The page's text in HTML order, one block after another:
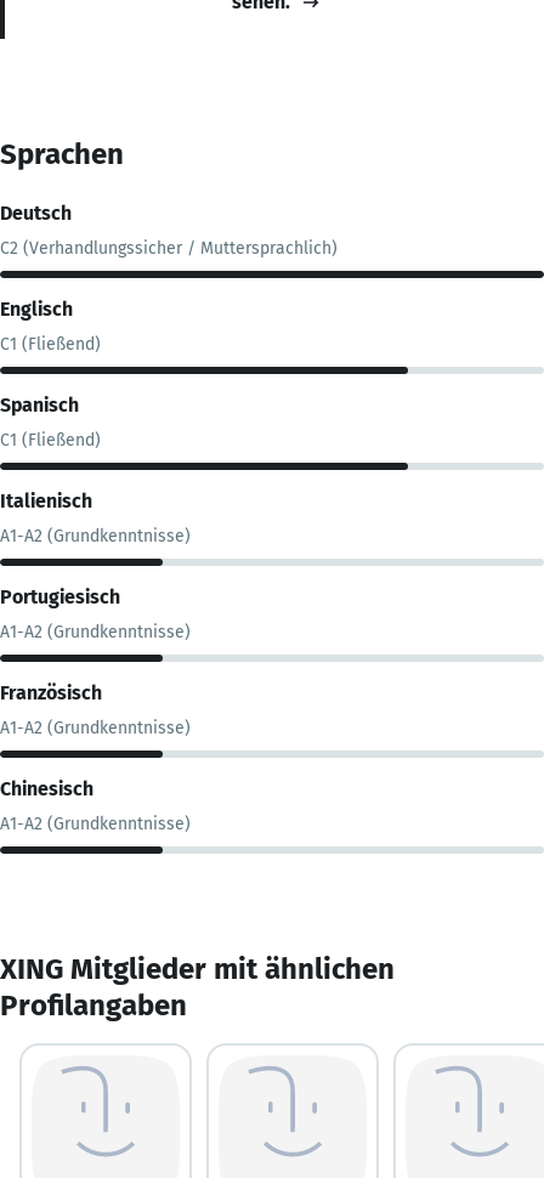
Sprachen
Deutsch
C2 (Verhandlungssicher / Muttersprachlich)
Englisch
C1 (Fließend)
Spanisch
C1 (Fließend)
Italienisch
A1-A2 (Grundkenntnisse)
Portugiesisch
A1-A2 (Grundkenntnisse)
Französisch
A1-A2 (Grundkenntnisse)
Chinesisch
A1-A2 (Grundkenntnisse)
XING Mitglieder mit ähnlichen
Profilangaben